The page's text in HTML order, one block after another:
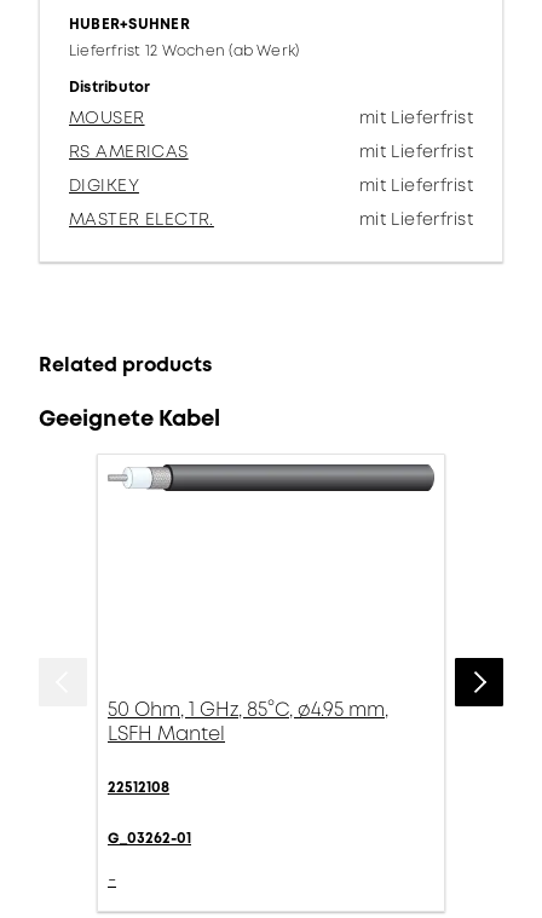
HUBER+SUHNER
Lieferfrist 12 Wochen (ab Werk)
Distributor
MOUSER
mit Lieferfrist
RS AMERICAS
mit Lieferfrist
DIGIKEY
mit Lieferfrist
MASTER ELECTR.
mit Lieferfrist
Related products
Geeignete Kabel
50 Ohm, 1 GHz, 85°C, ø4.95 mm,
LSFH Mantel
22512108
G_03262-01
-